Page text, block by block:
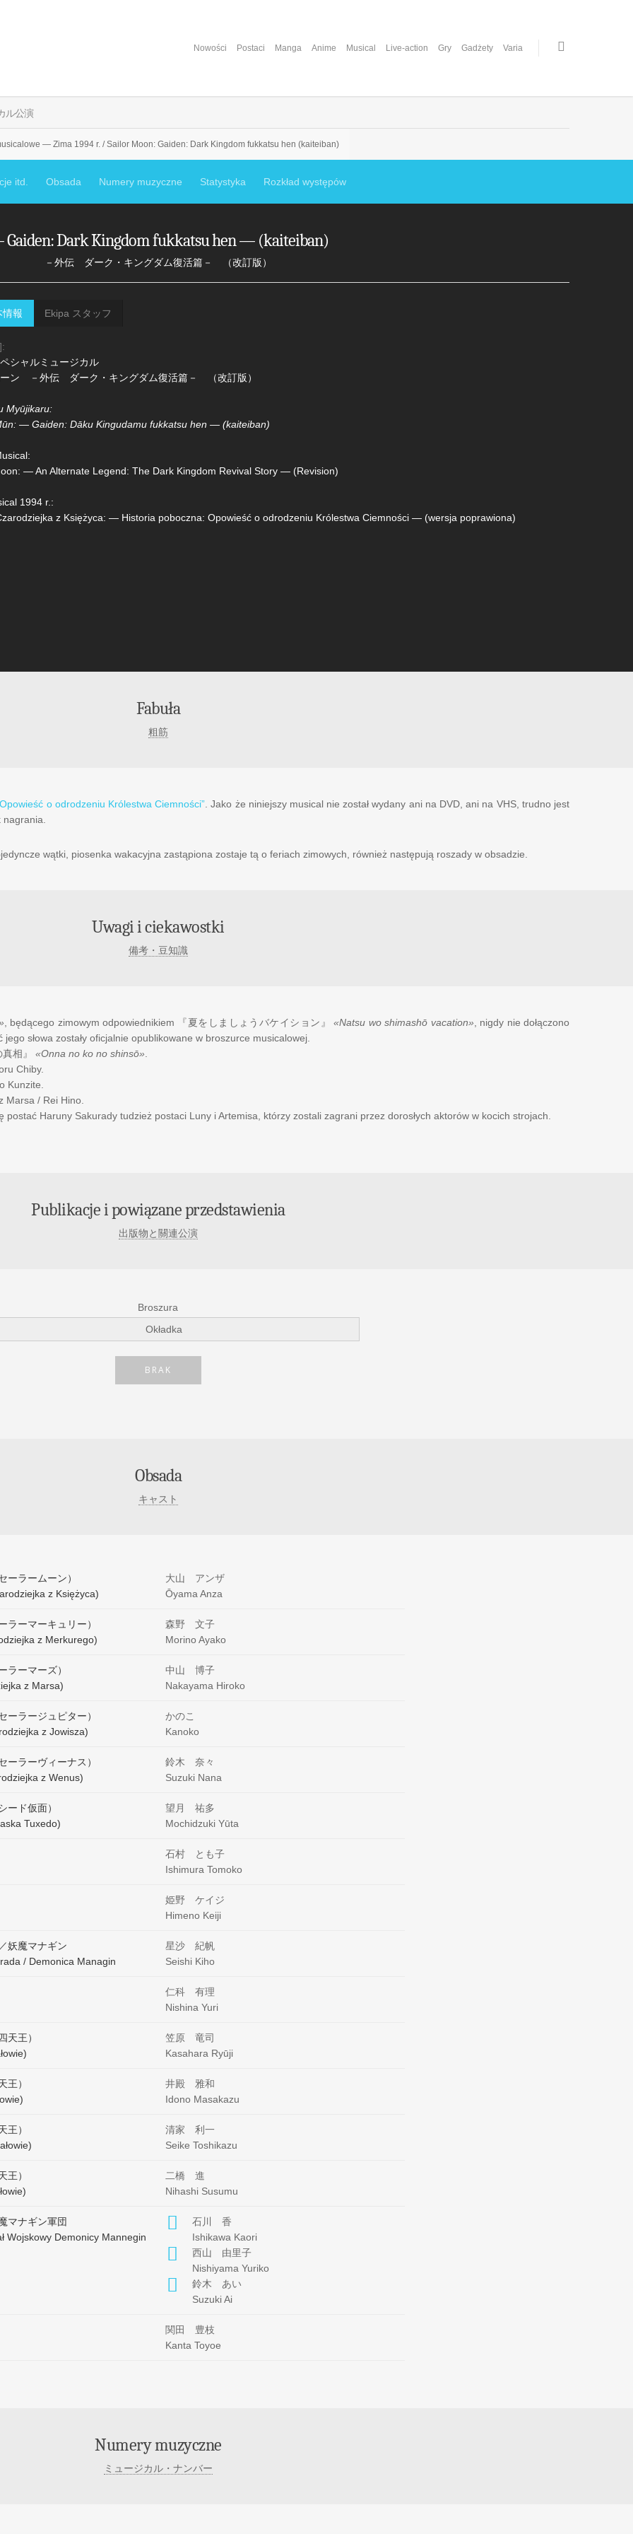
Nowości Postaci Manga Anime Musical Live-action Gry Gadżety Varia
ル公演
— Zima 1994 r. / Sailor Moon: Gaiden: Dark Kingdom fukkatsu hen (kaiteiban)
itd. Obsada Numery muzyczne Statystyka Rozkład występów
Dark Kingdom fukkatsu hen — (kaiteiban)
－外伝 ダーク・キングダム復活篇－ （改訂版）
情報 Ekipa スタッフ
シャルミュージカル
ーン －外伝 ダーク・キングダム復活篇－ （改訂版）
Myūjikaru:
— Gaiden: Dāku Kingudamu fukkatsu hen — (kaiteiban)
— An Alternate Legend: The Dark Kingdom Revival Story — (Revision)
1994 r.:
z Księżyca: — Historia poboczna: Opowieść o odrodzeniu Królestwa Ciemności — (wersja poprawiona)
Fabuła
粗筋
o odrodzeniu Królestwa Ciemności” . Jako że niniejszy musical nie został wydany ani na DVD, ani na VHS, trudno jest
wątki, piosenka wakacyjna zastąpiona zostaje tą o feriach zimowych, również następują roszady w obsadzie.
Uwagi i ciekawostki
備考・豆知識
, będącego zimowym odpowiednikiem 『夏をしましょうバケイション』 «Natsu wo shimashō vacation» , nigdy nie dołączono
słowa zostały oficjalnie opublikowane w broszurce musicalowej.
相』 «Onna no ko no shinsō»
Chiby.
Kunzite.
Marsa / Rei Hino.
Haruny Sakurady tudzież postaci Luny i Artemisa, którzy zostali zagrani przez dorosłych aktorów w kocich strojach.
Publikacje i powiązane przedstawienia
出版物と關連公演
Broszura
BRAK
Obsada
キャスト
ラームーン）
z Księżyca)
大山 アンザ
Ōyama Anza
ーマーキュリー）
z Merkurego)
森野 文子
Morino Ayako
ーマーズ）
z Marsa)
中山 博子
Nakayama Hiroko
ラージュピター）
z Jowisza)
かのこ
Kanoko
ラーヴィーナス）
z Wenus)
鈴木 奈々
Suzuki Nana
ド仮面）
Tuxedo)
望月 祐多
Mochidzuki Yūta
石村 とも子
Ishimura Tomoko
姫野 ケイジ
Himeno Keiji
魔マナギン
/ Demonica Managin
星沙 紀帆
Seishi Kiho
仁科 有理
Nishina Yuri
王）
笠原 竜司
Kasahara Ryūji
）
井殿 雅和
Idono Masakazu
）
清家 利一
Seike Toshikazu
）
二橋 進
Nihashi Susumu
マナギン軍団
Wojskowy Demonicy Mannegin
石川 香
Ishikawa Kaori
西山 由里子
Nishiyama Yuriko
鈴木 あい
Suzuki Ai
関田 豊枝
Kanta Toyoe
Numery muzyczne
ミュージカル・ナンバー